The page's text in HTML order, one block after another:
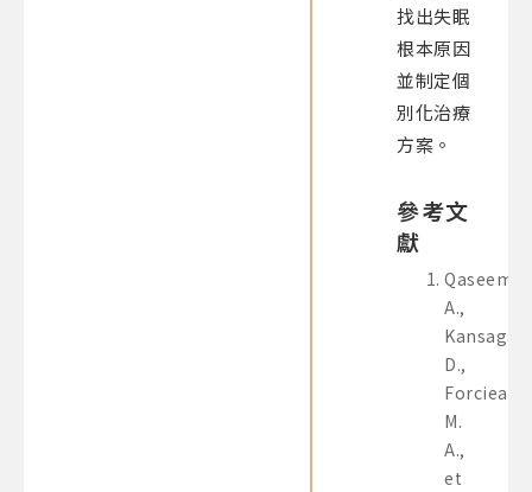
找出失眠
根本原因
並制定個
別化治療
方案。
參考文
獻
Qaseem,
A.,
D.,
Forciea,
M.
A.,
et